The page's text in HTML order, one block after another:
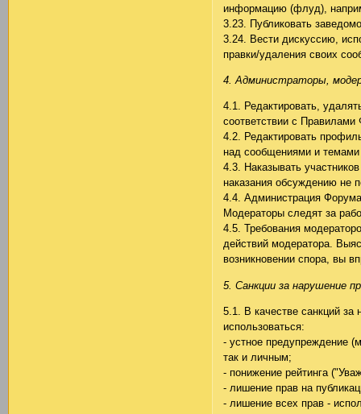
информацию (флуд),
3.23. Публиковать
3.24. Вести дискуссию,
правки/удаления своих
4. Администраторы,
4.1. Редактировать,
соответствии с
4.2. Редактировать
над сообщениями и
4.3. Наказывать
наказания обсуждению не
4.4. Администрация
Модераторы следят за
4.5. Требования
действий модератора.
возникновении спора, вы
5. Санкции за нарушение
5.1. В качестве санкций
использоваться:
- устное предупреждение
так и личным;
- понижение рейтинга
- лишение прав на
- лишение всех прав -